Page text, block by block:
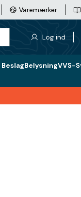
Varemærker
Log ind
BelysningVVS-